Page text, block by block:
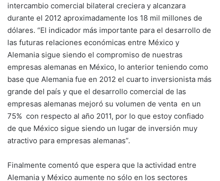
intercambio comercial bilateral creciera y alcanzara
durante el 2012 aproximadamente los 18 mil millones de
dólares. “El indicador más importante para el desarrollo de
las futuras relaciones económicas entre México y
Alemania sigue siendo el compromiso de nuestras
empresas alemanas en México, lo anterior teniendo como
base que Alemania fue en 2012 el cuarto inversionista más
grande del país y que el desarrollo comercial de las
empresas alemanas mejoró su volumen de venta en un
75% con respecto al año 2011, por lo que estoy confiado
de que México sigue siendo un lugar de inversión muy
atractivo para empresas alemanas”.
Finalmente comentó que espera que la actividad entre
Alemania y México aumente no sólo en los sectores